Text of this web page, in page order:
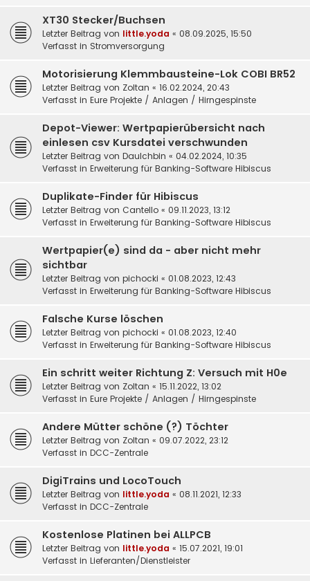
XT30 Stecker/Buchsen
Letzter Beitrag von little.yoda « 08.09.2025, 15:50
Verfasst in Stromversorgung
Motorisierung Klemmbausteine-Lok COBI BR52
Letzter Beitrag von Zoltan « 16.02.2024, 20:43
Verfasst in Eure Projekte / Anlagen / Hirngespinste
Depot-Viewer: Wertpapierübersicht nach
einlesen csv Kursdatei verschwunden
Letzter Beitrag von DauIchbin « 04.02.2024, 10:35
Verfasst in Erweiterung für Banking-Software Hibiscus
Duplikate-Finder für Hibiscus
Letzter Beitrag von Cantello « 09.11.2023, 13:12
Verfasst in Erweiterung für Banking-Software Hibiscus
Wertpapier(e) sind da - aber nicht mehr
sichtbar
Letzter Beitrag von pichocki « 01.08.2023, 12:43
Verfasst in Erweiterung für Banking-Software Hibiscus
Falsche Kurse löschen
Letzter Beitrag von pichocki « 01.08.2023, 12:40
Verfasst in Erweiterung für Banking-Software Hibiscus
Ein schritt weiter Richtung Z: Versuch mit H0e
Letzter Beitrag von Zoltan « 15.11.2022, 13:02
Verfasst in Eure Projekte / Anlagen / Hirngespinste
Andere Mütter schöne (?) Töchter
Letzter Beitrag von Zoltan « 09.07.2022, 23:12
Verfasst in DCC-Zentrale
DigiTrains und LocoTouch
Letzter Beitrag von little.yoda « 08.11.2021, 12:33
Verfasst in DCC-Zentrale
Kostenlose Platinen bei ALLPCB
Letzter Beitrag von little.yoda « 15.07.2021, 19:01
Verfasst in Lieferanten/Dienstleister